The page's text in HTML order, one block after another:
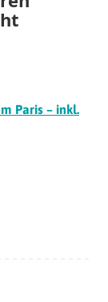
Paris – inkl.